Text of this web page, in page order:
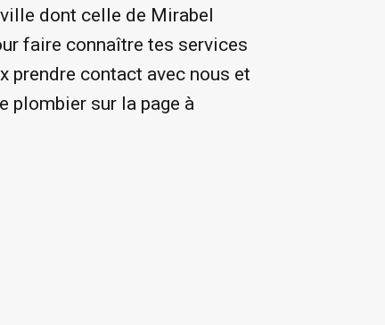
dont celle de Mirabel
faire connaître tes services
prendre contact avec nous et
plombier sur la page à